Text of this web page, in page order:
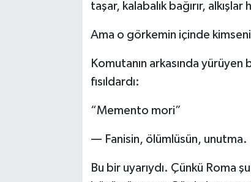
taşar, kalabalık bağırır,
Ama o görkemin içinde
Komutanın arkasında yürüyen
fısıldardı:
“Memento mori”
— Fanisin, ölümlüsün, unutma.
Bu bir uyarıydı. Çünkü Roma